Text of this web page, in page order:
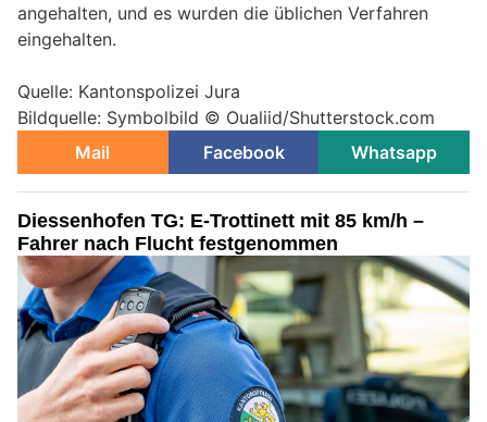
angehalten, und es wurden die üblichen Verfahren
eingehalten.
Quelle: Kantonspolizei Jura
Bildquelle: Symbolbild © Oualiid/Shutterstock.com
Mail
Facebook Whatsapp
Diessenhofen TG: E-Trottinett mit 85 km/h –
Fahrer nach Flucht festgenommen